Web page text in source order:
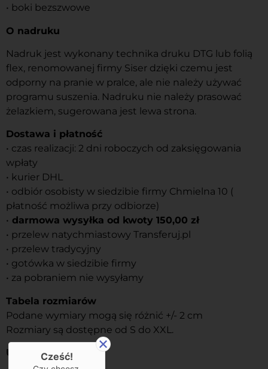
• boki bezszwowe
O nadruku
Nadruk jest wykonany technika druku DTG lub folią
flex, renomowanej firmy Siser dzięki czemu jest
odporny na pranie w pralce, ale nie należy używać
programu suszenia. Nadruku nie należy prasować
żelazkiem, sugerowana jest lewa strona.
Dostawa i płatność
• czas realizacji: 2 dni roboczych od zaksięgowania
wpłaty
• kurier DHL
• odbiór osobisty w siedzibie firmy Chmielna 10 (
płatność możliwa przy odbiorze)
• darmowa wysyłka od kwoty 150,00 zł
• przelew natychmiastowy Transferuj.pl
• przelew tradycyjny
• gotówka w siedzibie firmy
• za pobraniem nie wysyłamy
Tabela rozmiarów
Podane wymiary mogą się różnić +/- 2 cm
Rozmiary są dostępne od S do XXL.
Usługi Cześć!